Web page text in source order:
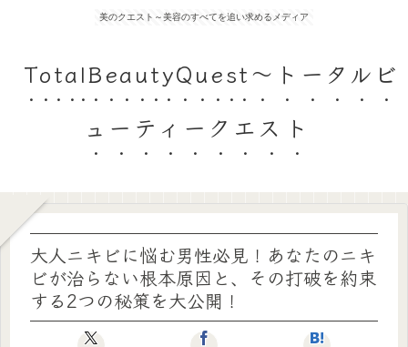
美のクエスト～美容のすべてを追い求めるメディア
TotalBeautyQuest～トータルビ
ューティークエスト
大人ニキビに悩む男性必見！あなたのニキ
ビが治らない根本原因と、その打破を約束
する2つの秘策を大公開！